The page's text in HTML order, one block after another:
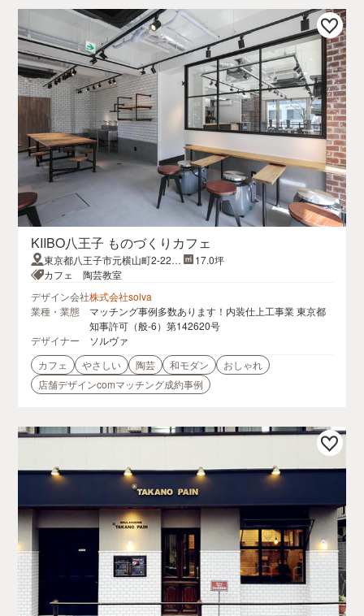
KIIBO八王子 ものづくりカフェ
東京都八王子市元横山町2-22-1
0
17.0坪
カフェ 陶芸教室
デザイン会社株式会社solva
業種・業態
マッチング事例多数あります！内装仕上工事業 東京都
知事許可（般-6）第142620号
デザイナー
ソルヴァ
カフェ
やさしい 陶芸 和モダン
おしゃれ
店舗デザインcomマッチング成約事例